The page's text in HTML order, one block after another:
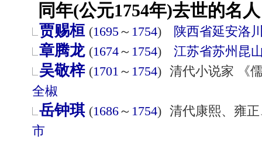
同年(公元1754年)去世的名
贾赐桓 (1695～ 1754) 陕西省延安洛
章腾龙 (1674～ 1754) 江苏省苏州 昆
吴敬梓 (1701 ～ 1754) 清代小说家 《
全椒
岳钟琪 (1686～ 1754) 清代康熙、雍
市